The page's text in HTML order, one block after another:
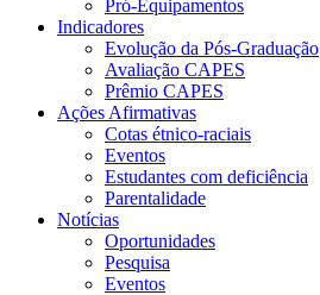
Pró-Equipamentos
Indicadores
Evolução da Pós-Graduação
Avaliação CAPES
Prêmio CAPES
Ações Afirmativas
Cotas étnico-raciais
Eventos
Estudantes com deficiência
Parentalidade
Notícias
Oportunidades
Pesquisa
Eventos